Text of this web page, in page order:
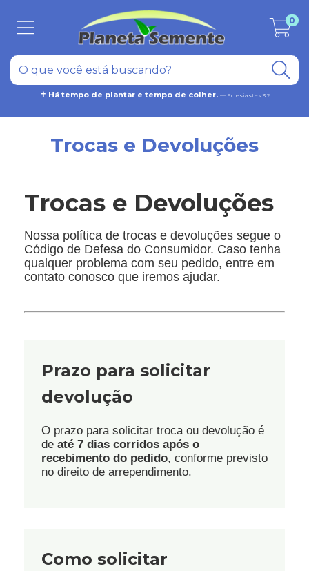
✝ Há tempo de plantar e tempo de colher. — Eclesiastes 3:2
0
Trocas e Devoluções
Trocas e Devoluções
Nossa política de trocas e devoluções segue o
Código de Defesa do Consumidor. Caso tenha
qualquer problema com seu pedido, entre em
contato conosco que iremos ajudar.
Prazo para solicitar
devolução
O prazo para solicitar troca ou devolução é
de até 7 dias corridos após o
recebimento do pedido, conforme previsto
no direito de arrependimento.
Como solicitar